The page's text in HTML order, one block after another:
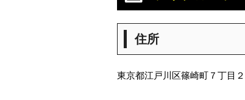
住所
東京都江戸川区篠崎町７丁目